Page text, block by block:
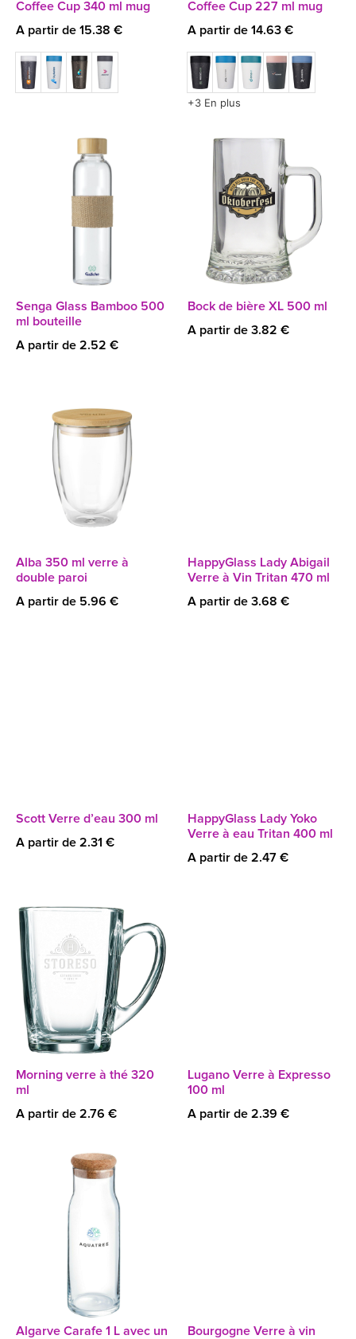
Coffee Cup 340 ml mug
A partir de 15.38 €
Coffee Cup 227 ml mug
A partir de 14.63 €
+3 En plus
Senga Glass Bamboo 500
ml bouteille
A partir de 2.52 €
Bock de bière XL 500 ml
A partir de 3.82 €
Alba 350 ml verre à
double paroi
A partir de 5.96 €
HappyGlass Lady Abigail
Verre à Vin Tritan 470 ml
A partir de 3.68 €
Scott Verre d’eau 300 ml
A partir de 2.31 €
HappyGlass Lady Yoko
Verre à eau Tritan 400 ml
A partir de 2.47 €
Morning verre à thé 320
ml
A partir de 2.76 €
Lugano Verre à Expresso
100 ml
A partir de 2.39 €
Algarve Carafe 1 L avec un
Bourgogne Verre à vin